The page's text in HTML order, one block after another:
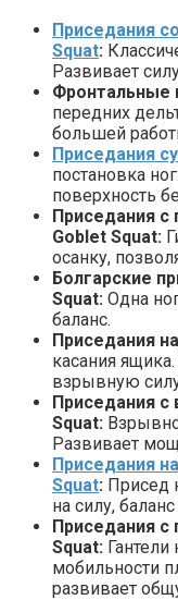
Приседания
Squat:
Развивает
Фронтальные
передних
большей
Приседания
постановка
поверхность
Приседания с
Goblet Squat:
осанку,
Болгарские
Squat: Одна
баланс.
Приседания
касания
взрывную
Приседания с
Squat:
Развивает
Приседания
Squat: Присед
на силу,
Приседания с
Squat: Гантели
мобильности
развивает